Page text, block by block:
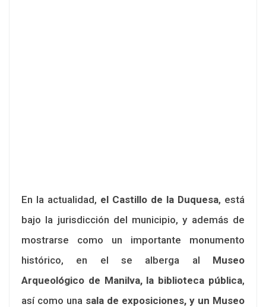
En la actualidad, el Castillo de la Duquesa, está
bajo la jurisdicción del municipio, y además de
mostrarse como un importante monumento
histórico, en el se alberga al Museo
Arqueológico de Manilva, la biblioteca pública,
así como una sala de exposiciones, y un Museo